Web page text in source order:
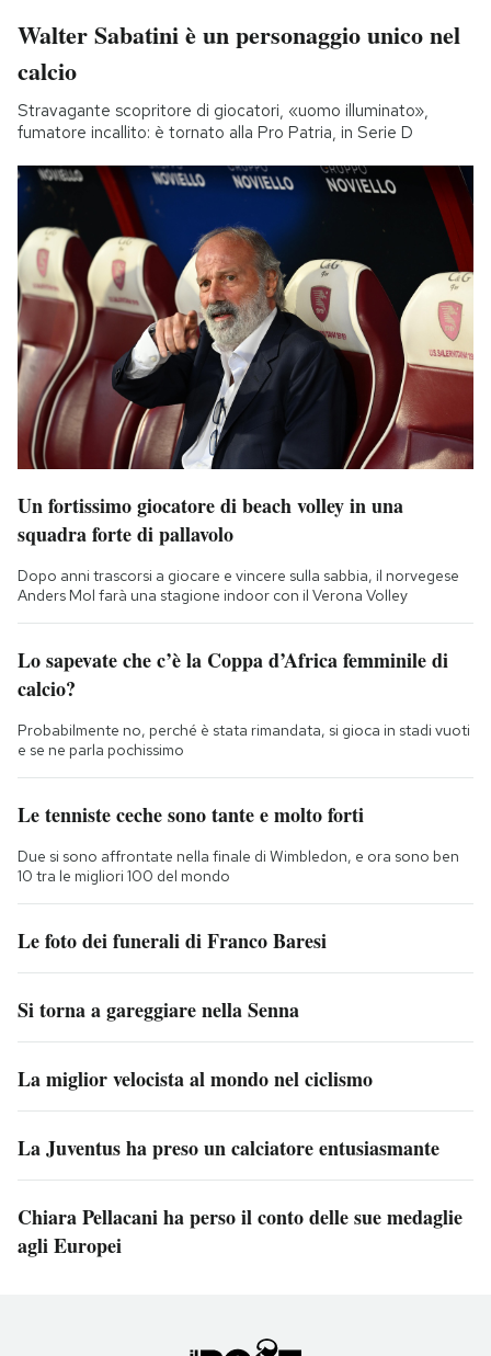
Walter Sabatini è un personaggio unico nel
calcio
Stravagante scopritore di giocatori, «uomo illuminato»,
fumatore incallito: è tornato alla Pro Patria, in Serie D
Un fortissimo giocatore di beach volley in una
squadra forte di pallavolo
Dopo anni trascorsi a giocare e vincere sulla sabbia, il norvegese
Anders Mol farà una stagione indoor con il Verona Volley
Lo sapevate che c’è la Coppa d’Africa femminile di
calcio?
Probabilmente no, perché è stata rimandata, si gioca in stadi vuoti
e se ne parla pochissimo
Le tenniste ceche sono tante e molto forti
Due si sono affrontate nella finale di Wimbledon, e ora sono ben
10 tra le migliori 100 del mondo
Le foto dei funerali di Franco Baresi
Si torna a gareggiare nella Senna
La miglior velocista al mondo nel ciclismo
La Juventus ha preso un calciatore entusiasmante
Chiara Pellacani ha perso il conto delle sue medaglie
agli Europei